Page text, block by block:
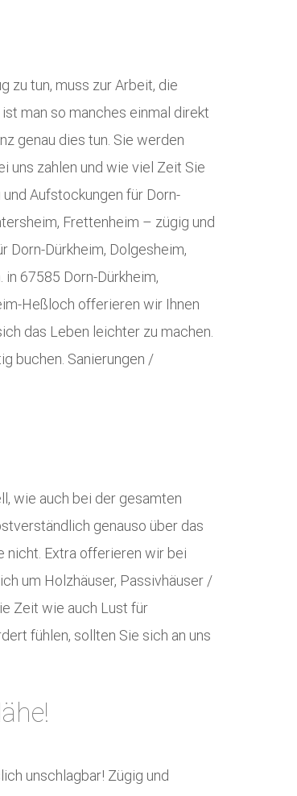
zu tun, muss zur Arbeit, die
man so manches einmal direkt
genau dies tun. Sie werden
uns zahlen und wie viel Zeit Sie
Aufstockungen für Dorn-
Frettenheim – zügig und
Dürkheim, Dolgesheim,
67585 Dorn-Dürkheim,
Heßloch offerieren wir Ihnen
das Leben leichter zu machen.
buchen. Sanierungen /
wie auch bei der gesamten
genauso über das
nicht. Extra offerieren wir bei
um Holzhäuser, Passivhäuser /
Zeit wie auch Lust für
fühlen, sollten Sie sich an uns
unschlagbar! Zügig und